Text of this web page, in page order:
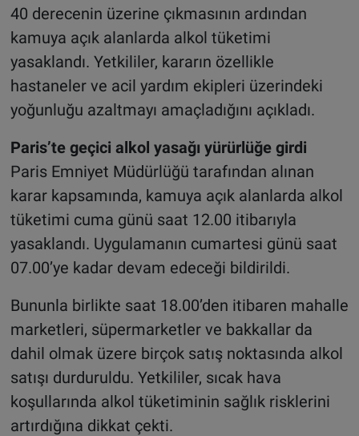
40 derecenin üzerine çıkmasının ardından
kamuya açık alanlarda alkol tüketimi
yasaklandı. Yetkililer, kararın özellikle
hastaneler ve acil yardım ekipleri üzerindeki
yoğunluğu azaltmayı amaçladığını açıkladı.
Paris’te geçici alkol yasağı yürürlüğe girdi
Paris Emniyet Müdürlüğü tarafından alınan
karar kapsamında, kamuya açık alanlarda alkol
tüketimi cuma günü saat 12.00 itibarıyla
yasaklandı. Uygulamanın cumartesi günü saat
07.00’ye kadar devam edeceği bildirildi.
Bununla birlikte saat 18.00’den itibaren mahalle
marketleri, süpermarketler ve bakkallar da
dahil olmak üzere birçok satış noktasında alkol
satışı durduruldu. Yetkililer, sıcak hava
koşullarında alkol tüketiminin sağlık risklerini
artırdığına dikkat çekti.